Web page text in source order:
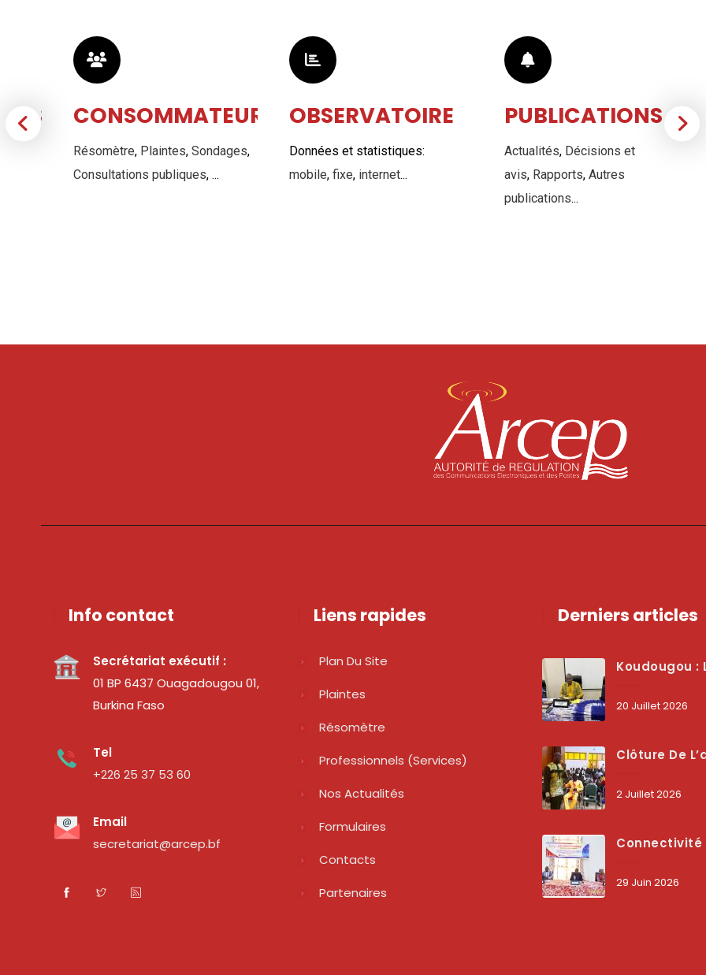
CONSOMMATEURS
Résomètre, Plaintes, Sondages,
Consultations publiques, ...
OBSERVATOIRE
Données et statistiques:
mobile, fixe, internet...
PUBLICATIONS
Actualités, Décisions et
avis, Rapports,Autres
publications...
Info contact
Secrétariat exécutif :
01 BP 6437 Ouagadougou 01,
Burkina Faso
Tel
+226 25 37 53 60
Email
secretariat@arcep.bf
Liens rapides
Plan Du Site
Plaintes
Résomètre
Professionnels (services)
Nos Actualités
Formulaires
Contacts
Partenaires
Derniers articles
Koudougou : L’ARCEP Renforce Le Dialogue Avec Les Associations De Consommateurs Pour Mieux
20 Juillet 2026
Clôture De L’atelier National : L’ARCEP Et Les Collectivités Territoriales Consolident Leur Partenariat Pour Booster La
2 Juillet 2026
Connectivité Des Territoires : L’ARCEP Et Les Collectivités Territoriales Scellent Un Pacte Stratégique À Bobo-Dioulasso Pour
29 Juin 2026